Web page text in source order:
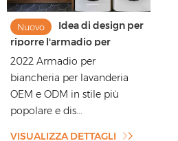
Nuovo
Idea di design per
riporre l'armadio per
lavanderia in stile shaker per
riporre la lavatrice
2022 Armadio per
biancheria per lavanderia
OEM e ODM in stile più
popolare e dis...
VISUALIZZA DETTAGLI